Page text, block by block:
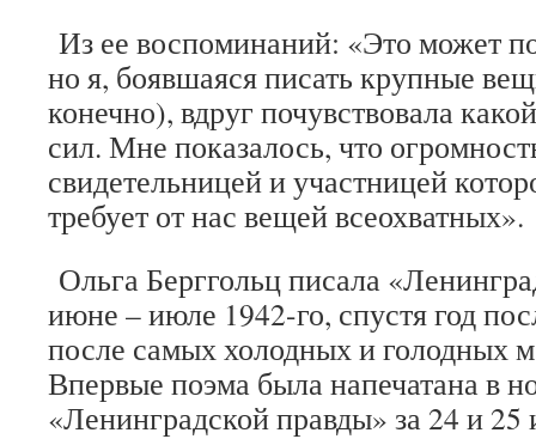
Из ее воспоминаний: «Это может
но я, боявшаяся писать крупные
конечно), вдруг почувствовала
сил. Мне показалось, что
свидетельницей и участницей
требует от нас вещей всеохватных».
Ольга Берггольц писала
июне – июле 1942-го, спустя год
после самых холодных и голодных
Впервые поэма была напечатана в
«Ленинградской правды» за 24 и 25